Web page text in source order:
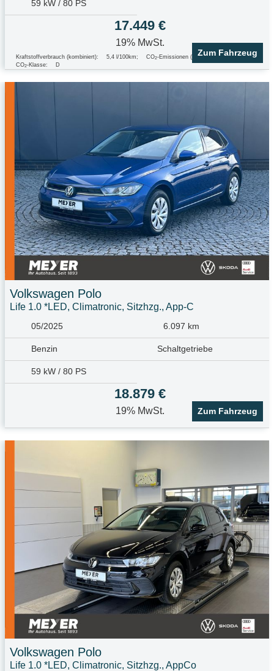
59 kW / 80 PS
17.449 €
19% MwSt.
Kraftstoffverbrauch (kombiniert): 5,4 l/100km; CO2-Emissionen (kombiniert): 123.0 g/km
CO2-Klasse: D
Zum Fahrzeug
Volkswagen Polo
Life 1.0 *LED, Climatronic, Sitzhzg., App-C
05/2025 6.097 km
Benzin Schaltgetriebe
59 kW / 80 PS
18.879 €
19% MwSt. Zum Fahrzeug
Volkswagen Polo
Life 1.0 *LED, Climatronic, Sitzhzg., AppCo